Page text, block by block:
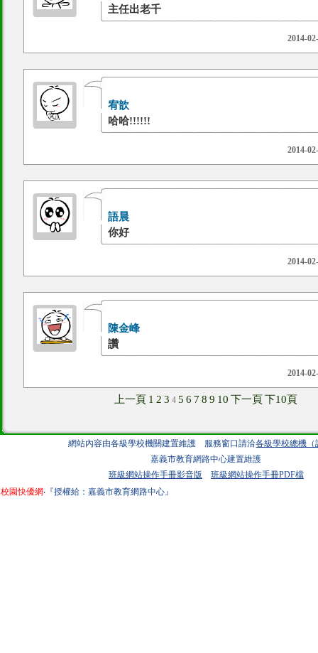
主任出老千
2014-
宥歆
哈哈!!!!!!
2014-
語晨
你好
2014-
陳金峰
讚
2014-
上一頁 1 2 3 4 5 6 7 8 9 10 下一頁 下10頁
網站內容由各級學校機關建置維護 服務窗口請洽各級學校總機（
嘉義市教育網路中心建置維護
班級網站操作手冊影音版
班級網站操作手冊PDF檔
校園快優網‧『授權給：嘉義市教育網路中心』